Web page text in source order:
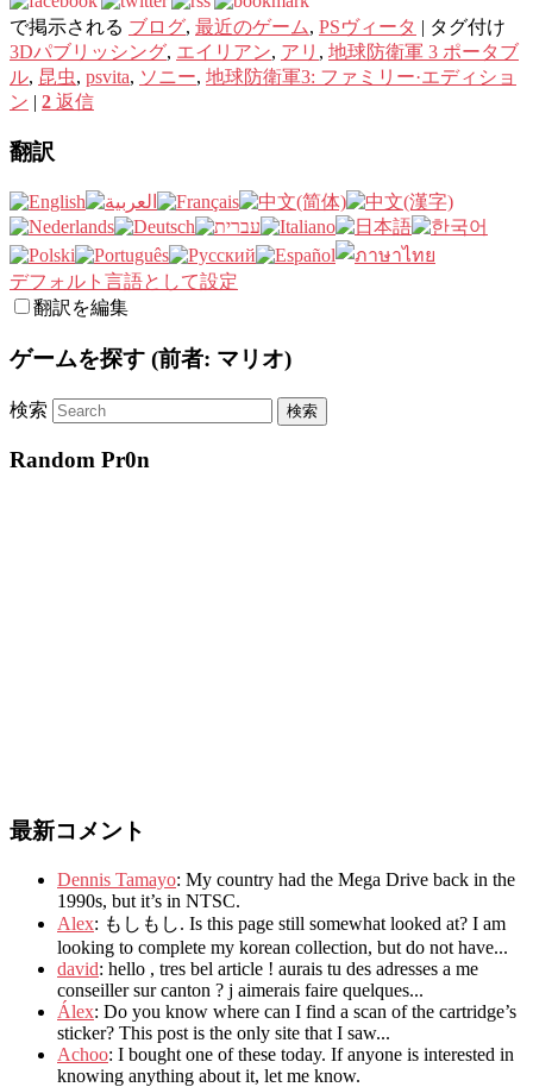
で掲示される ブログ, 最近のゲーム, PSヴィータ | タグ付け
3Dパブリッシング, エイリアン, アリ , 地球防衛軍 3 ポータブ
ル, 昆虫, psvita, ソニー, 地球防衛軍3: ファミリー·エディショ
ン | 2 返信
翻訳
デフォルト言語として設定
翻訳を編集
ゲームを探す (前者: マリオ)
検索
Random Pr0n
最新コメント
Dennis Tamayo: My country had the Mega Drive back in the
1990s, but it’s in NTSC.
Alex: もしもし. Is this page still somewhat looked at? I am
looking to complete my korean collection, but do not have...
david: hello , tres bel article ! aurais tu des adresses a me
conseiller sur canton ? j aimerais faire quelques...
Álex: Do you know where can I find a scan of the cartridge’s
sticker? This post is the only site that I saw...
Achoo: I bought one of these today. If anyone is interested in
knowing anything about it, let me know.